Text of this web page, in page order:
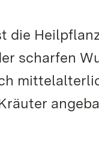
die
scharfen